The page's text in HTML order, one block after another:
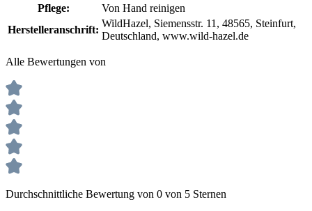
Pflege:
Von Hand reinigen
Herstelleranschrift:
WildHazel, Siemensstr. 11, 48565, Steinfurt,
Deutschland, www.wild-hazel.de
Alle Bewertungen von
Durchschnittliche Bewertung von 0 von 5 Sternen